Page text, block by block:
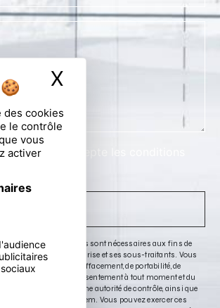
des cookies
le contrôle
vous
activer
X Masquer le
case, j'accepte les conditions
communiquées sont nécessaires aux fins de
sont destinées à l'entreprise et ses sous-traitants. Vous
de rectification, d’effacement, de portabilité, de
de retrait de votre consentement à tout moment et du
réclamation auprès d’une autorité de contrôle, ainsi que
vos données post-mortem. Vous pouvez exercer ces